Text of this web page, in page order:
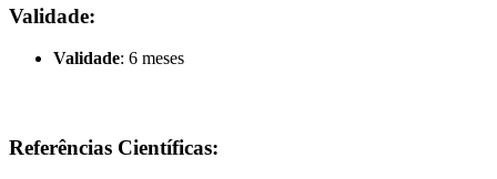
Validade:
Validade: 6 meses
Referências Científicas: